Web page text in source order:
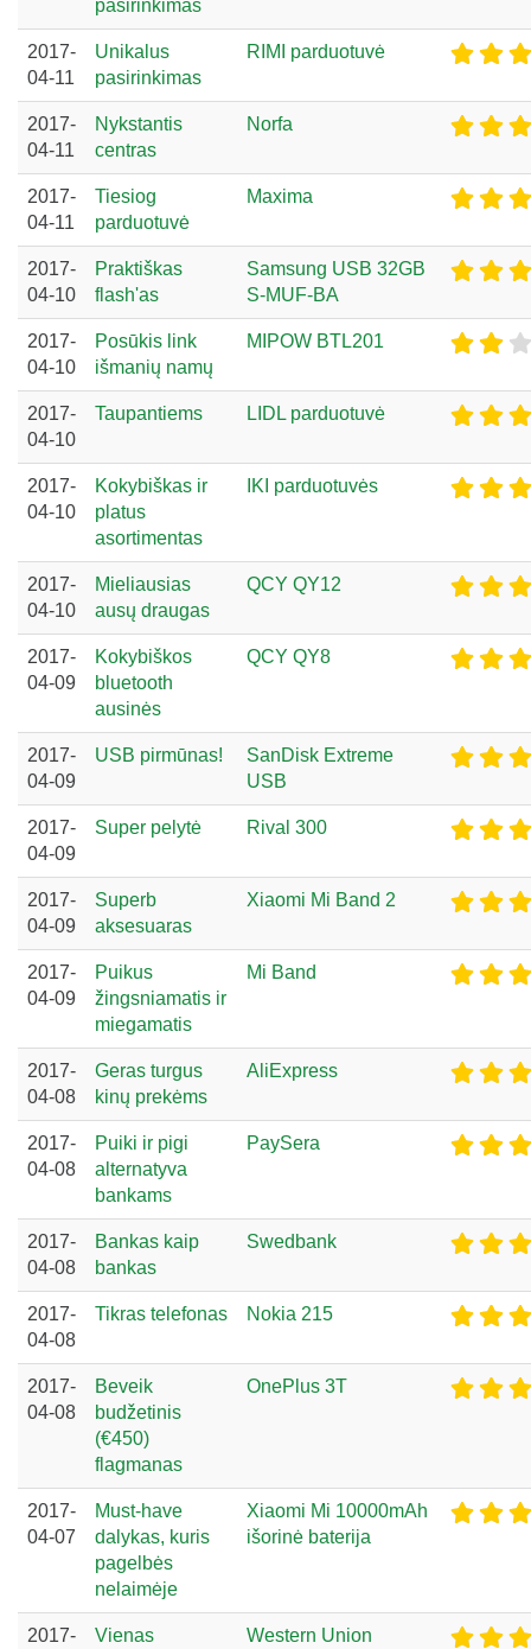
pasirinkimas
2017-
04-11
Unikalus
pasirinkimas
RIMI parduotuvė
2017-
04-11
Nykstantis
centras
Norfa
2017-
04-11
Tiesiog
parduotuvė
Maxima
2017-
04-10
Praktiškas
flash'as
Samsung USB 32GB
S-MUF-BA
2017-
04-10
Posūkis link
išmanių namų
MIPOW BTL201
2017-
04-10
Taupantiems LIDL parduotuvė
2017-
04-10
Kokybiškas ir
platus
asortimentas
IKI parduotuvės
2017-
04-10
Mieliausias
ausų draugas
QCY QY12
2017-
04-09
Kokybiškos
bluetooth
ausinės
QCY QY8
2017-
04-09
USB pirmūnas!
SanDisk Extreme
USB
2017-
04-09
Super pelytė Rival 300
2017-
04-09
Superb
aksesuaras
Xiaomi Mi Band 2
2017-
04-09
Puikus
žingsniamatis ir
miegamatis
Mi Band
2017-
04-08
Geras turgus
kinų prekėms
AliExpress
2017-
04-08
Puiki ir pigi
alternatyva
bankams
PaySera
2017-
04-08
Bankas kaip
bankas
Swedbank
2017-
04-08
Tikras telefonas Nokia 215
2017-
04-08
Beveik
budžetinis
(€450)
flagmanas
OnePlus 3T
2017-
04-07
Must-have
dalykas, kuris
pagelbės
nelaimėje
Xiaomi Mi 10000mAh
išorinė baterija
2017-
Vienas
Western Union